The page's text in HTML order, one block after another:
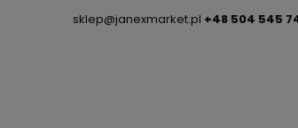
sklep@janexmarket.pl +48 504 545